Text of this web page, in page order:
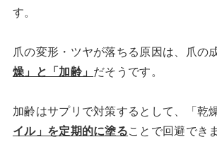
す。
爪の変形・ツヤが落ちる原因は、爪の
燥」と「加齢」 だそうです。
加齢はサプリで対策するとして、「乾
イル」を定期的に塗ることで回避でき